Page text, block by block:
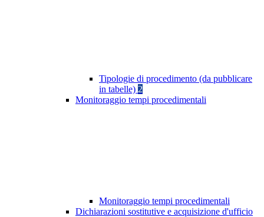
Tipologie di procedimento (da pubblicare
in tabelle) 2
Monitoraggio tempi procedimentali
Monitoraggio tempi procedimentali
Dichiarazioni sostitutive e acquisizione d'ufficio